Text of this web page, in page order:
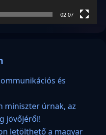
02:07
és
miniszter úrnak, az
jövőjéről!
letölthető a magyar